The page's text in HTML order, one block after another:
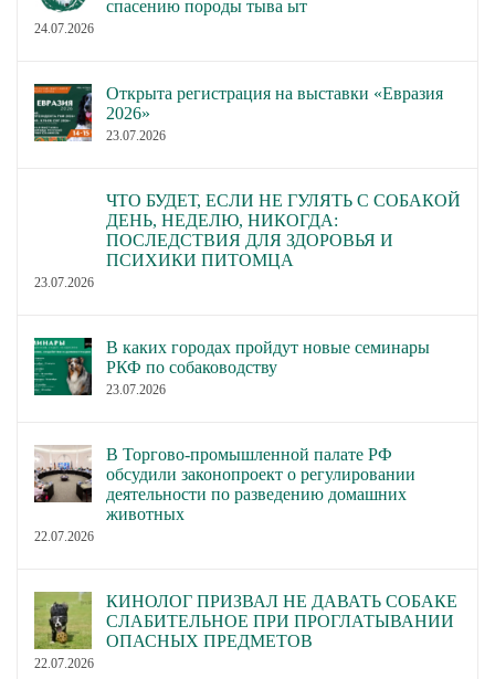
спасению породы тыва ыт
24.07.2026
Открыта регистрация на выставки «Евразия
2026»
23.07.2026
ЧТО БУДЕТ, ЕСЛИ НЕ ГУЛЯТЬ С СОБАКОЙ
ДЕНЬ, НЕДЕЛЮ, НИКОГДА:
ПОСЛЕДСТВИЯ ДЛЯ ЗДОРОВЬЯ И
ПСИХИКИ ПИТОМЦА
23.07.2026
В каких городах пройдут новые семинары
РКФ по собаководству
23.07.2026
В Торгово-промышленной палате РФ
обсудили законопроект о регулировании
деятельности по разведению домашних
животных
22.07.2026
КИНОЛОГ ПРИЗВАЛ НЕ ДАВАТЬ СОБАКЕ
СЛАБИТЕЛЬНОЕ ПРИ ПРОГЛАТЫВАНИИ
ОПАСНЫХ ПРЕДМЕТОВ
22.07.2026